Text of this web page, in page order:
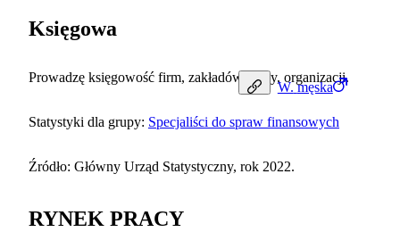
W. męska
Księgowa
Prowadzę księgowość firm, zakładów pracy, organizacji.
Statystyki dla grupy: Specjaliści do spraw finansowych
Źródło: Główny Urząd Statystyczny, rok 2022.
RYNEK PRACY